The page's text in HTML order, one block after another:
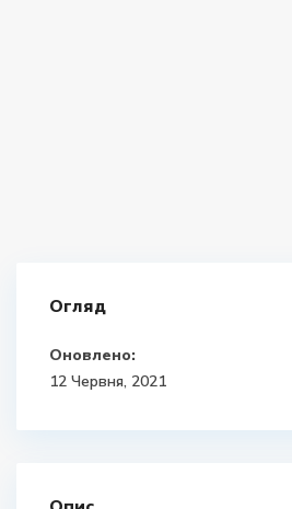
Огляд
Оновлено:
12 Червня, 2021